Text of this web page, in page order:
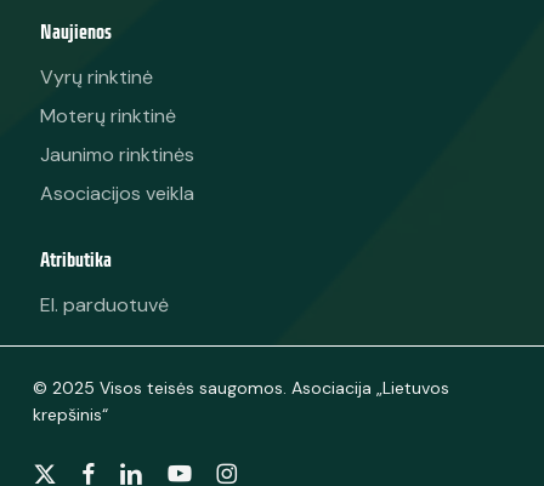
Naujienos
Vyrų rinktinė
Moterų rinktinė
Jaunimo rinktinės
Asociacijos veikla
Atributika
El. parduotuvė
© 2025 Visos teisės saugomos. Asociacija „Lietuvos
krepšinis“
x- facebooklinkedinyoutubeinstagram